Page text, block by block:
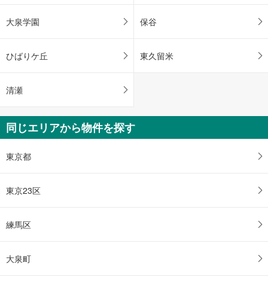
大泉学園 保谷
ひばりケ丘 東久留米
清瀬
同じエリアから物件を探す
東京都
東京23区
練馬区
大泉町